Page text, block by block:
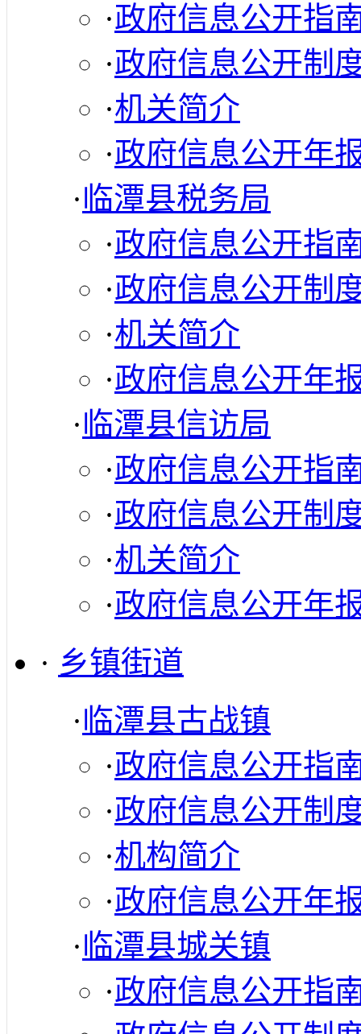
·政府信息公开指
·政府信息公开制
·机关简介
·政府信息公开年
·临潭县税务局
·政府信息公开指
·政府信息公开制
·机关简介
·政府信息公开年
·临潭县信访局
·政府信息公开指
·政府信息公开制
·机关简介
·政府信息公开年
· 乡镇街道
·临潭县古战镇
·政府信息公开指
·政府信息公开制
·机构简介
·政府信息公开年
·临潭县城关镇
·政府信息公开指